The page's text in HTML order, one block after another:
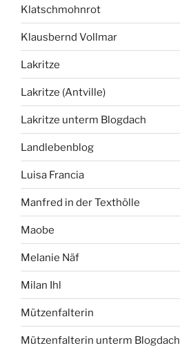
Klatschmohnrot
Klausbernd Vollmar
Lakritze
Lakritze (Antville)
Lakritze unterm Blogdach
Landlebenblog
Luisa Francia
Manfred in der Texthölle
Maobe
Melanie Näf
Milan Ihl
Mützenfalterin
Mützenfalterin unterm Blogdach